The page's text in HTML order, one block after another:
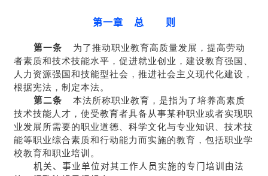
第一章 总 则
第一条 为了推动职业教育高质量发展，提高劳动
者素质和技术技能水平，促进就业创业，建设教育强国、
人力资源强国和技能型社会，推进社会主义现代化建设，
根据宪法，制定本法。
第二条 本法所称职业教育，是指为了培养高素质
技术技能人才，使受教育者具备从事某种职业或者实现职
业发展所需要的职业道德、科学文化与专业知识、技术技
能等职业综合素质和行动能力而实施的教育，包括职业学
校教育和职业培训。
机关、事业单位对其工作人员实施的专门培训由法